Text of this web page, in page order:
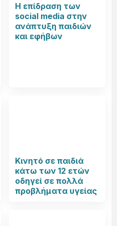
Η επίδραση των
social media στην
ανάπτυξη παιδιών
και εφήβων
Κινητό σε παιδιά
κάτω των 12 ετών
οδηγεί σε πολλά
προβλήματα υγείας